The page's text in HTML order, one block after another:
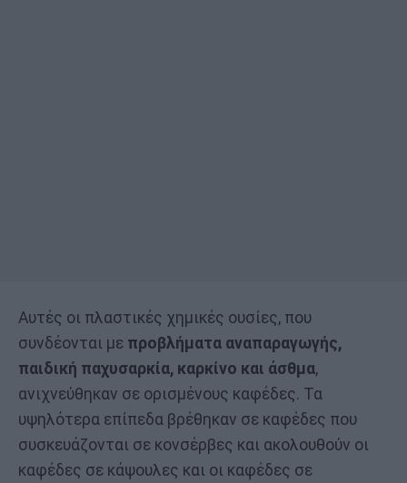
Αυτές οι πλαστικές χημικές ουσίες, που
συνδέονται με προβλήματα αναπαραγωγής,
παιδική παχυσαρκία, καρκίνο και άσθμα,
ανιχνεύθηκαν σε ορισμένους καφέδες. Τα
υψηλότερα επίπεδα βρέθηκαν σε καφέδες που
συσκευάζονται σε κονσέρβες και ακολουθούν οι
καφέδες σε κάψουλες και οι καφέδες σε